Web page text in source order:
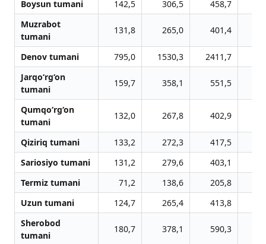
Boysun tumani
142,5 306,5 458,7
Muzrabot
tumani
131,8 265,0 401,4
Denov tumani 795,0 1530,3 2411,7
Jarqo‘rg‘on
tumani
159,7 358,1 551,5
Qumqo‘rg‘on
tumani
132,0 267,8 402,9
Qiziriq tumani 133,2 272,3 417,5
Sariosiyo tumani
131,2 279,6 403,1
Termiz tumani
71,2 138,6 205,8
Uzun tumani
124,7 265,4 413,8
Sherobod
tumani
180,7 378,1 590,3